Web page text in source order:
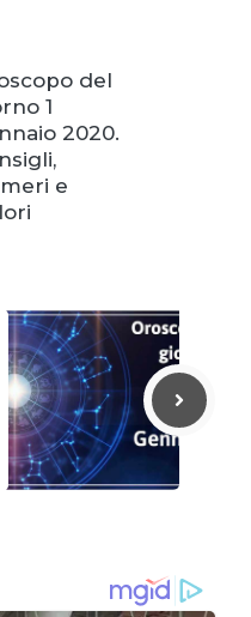
del
1
2020.
e